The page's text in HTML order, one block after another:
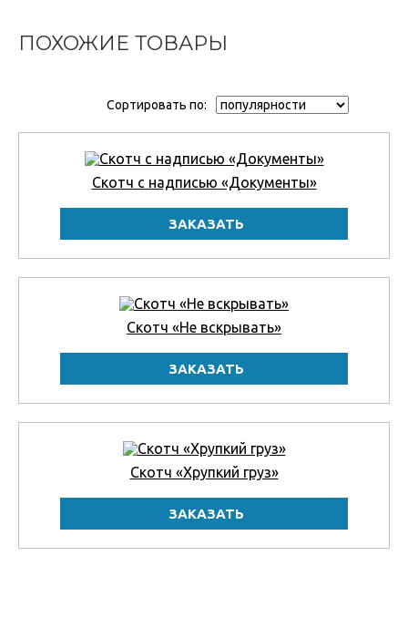
ПОХОЖИЕ ТОВАРЫ
Сортировать по:
Скотч с надписью «Документы»
Скотч «Не вскрывать»
Cкотч «Хрупкий груз»